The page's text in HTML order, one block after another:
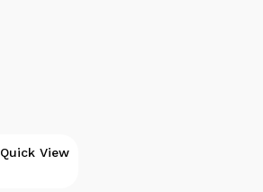
Quick View